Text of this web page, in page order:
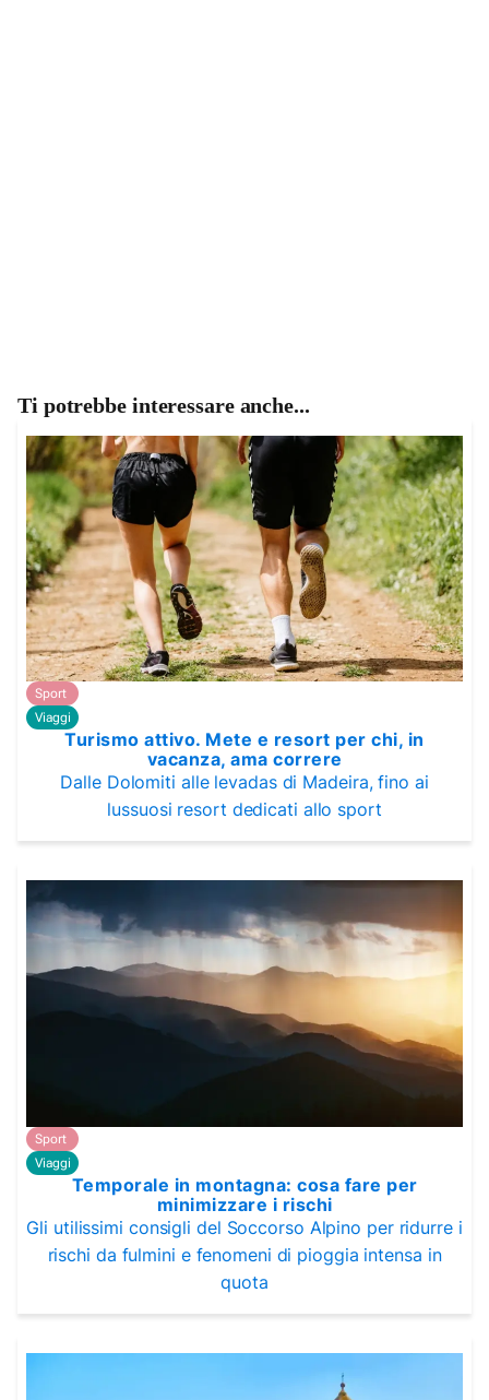
Ti potrebbe interessare anche...
Sport
Viaggi
Turismo attivo. Mete e resort per chi, in
vacanza, ama correre
Dalle Dolomiti alle levadas di Madeira, fino ai
lussuosi resort dedicati allo sport
Sport
Viaggi
Temporale in montagna: cosa fare per
minimizzare i rischi
Gli utilissimi consigli del Soccorso Alpino per ridurre i
rischi da fulmini e fenomeni di pioggia intensa in
quota